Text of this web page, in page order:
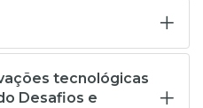
tecnológicas
Desafios e